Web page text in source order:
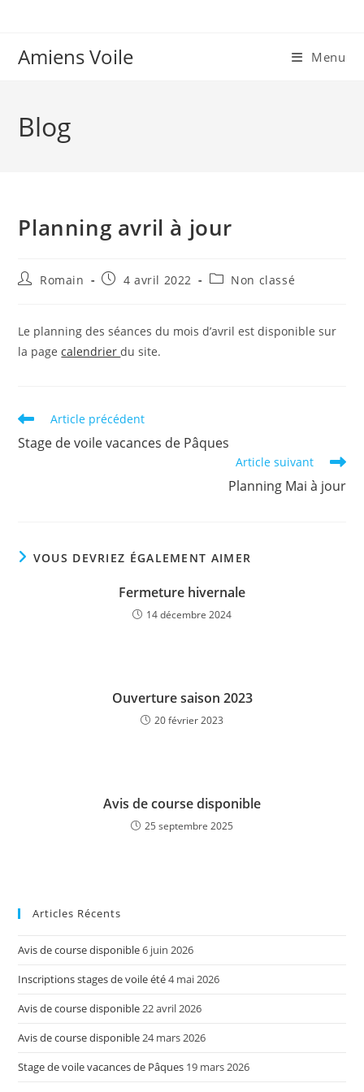
contentAmiens Voile Menu
Blog
Planning avril à jour
Auteur/autrice
publication :
Romain
Publication
4 avril 2022
PostNon classé
Le planning des séances du mois d’avril est disponible sur
la pagecalendrierdu site.
Read
articles
Article précédent
Stage de voile vacances de Pâques
Article suivant
Planning Mai à jour
VOUS DEVRIEZ ÉGALEMENT AIMER
Fermeture hivernale
14 décembre 2024
Ouverture saison 2023
20 février 2023
Avis de course disponible
25 septembre 2025
Articles Récents
Avis de course disponible6 juin 2026
Inscriptions stages de voile été4 mai 2026
Avis de course disponible22 avril 2026
Avis de course disponible24 mars 2026
Stage de voile vacances de Pâques 19 mars 2026